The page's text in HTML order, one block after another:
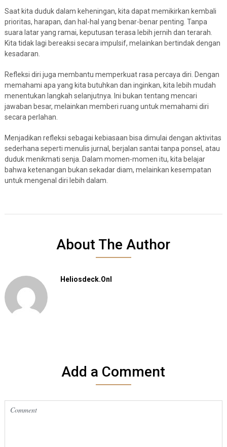
Saat kita duduk dalam keheningan, kita dapat memikirkan kembali
prioritas, harapan, dan hal-hal yang benar-benar penting. Tanpa
suara latar yang ramai, keputusan terasa lebih jernih dan terarah.
Kita tidak lagi bereaksi secara impulsif, melainkan bertindak dengan
kesadaran.
Refleksi diri juga membantu memperkuat rasa percaya diri. Dengan
memahami apa yang kita butuhkan dan inginkan, kita lebih mudah
menentukan langkah selanjutnya. Ini bukan tentang mencari
jawaban besar, melainkan memberi ruang untuk memahami diri
secara perlahan.
Menjadikan refleksi sebagai kebiasaan bisa dimulai dengan aktivitas
sederhana seperti menulis jurnal, berjalan santai tanpa ponsel, atau
duduk menikmati senja. Dalam momen-momen itu, kita belajar
bahwa ketenangan bukan sekadar diam, melainkan kesempatan
untuk mengenal diri lebih dalam.
About The Author
Heliosdeck.onl
Add a Comment